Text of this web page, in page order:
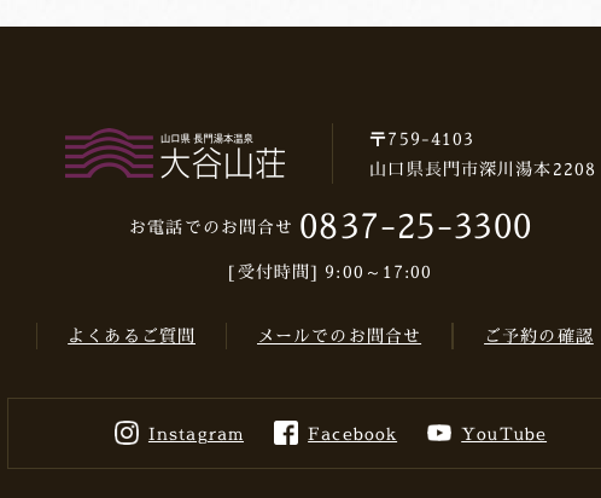
〒759-4103
山口県長門市深川湯本2208
お電話でのお問合せ 0837-25-3300
[受付時間] 9:00～17:00
よくあるご質問 メールでのお問合せ ご予約の確認
Instagram Facebook YouTube